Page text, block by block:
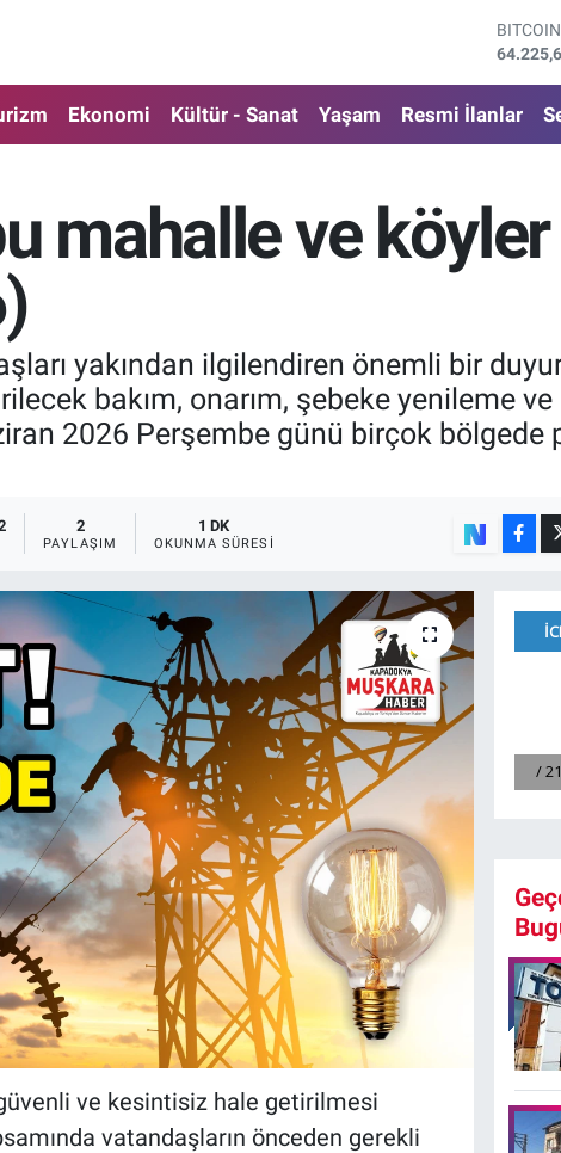
DOLAR
47,7143
55,0317
64,2463
BİST100
13.799
Ekonomi Kültür - Sanat Yaşam Resmi İlanlar
mahalle ve
yakından ilgilendiren önemli bir
bakım, onarım, şebeke yenileme
2026 Perşembe günü birçok bölgede
2
PAYLAŞIM
1 DK
OKUNMA SÜRESI
ve kesintisiz hale getirilmesi
vatandaşların önceden gerekli